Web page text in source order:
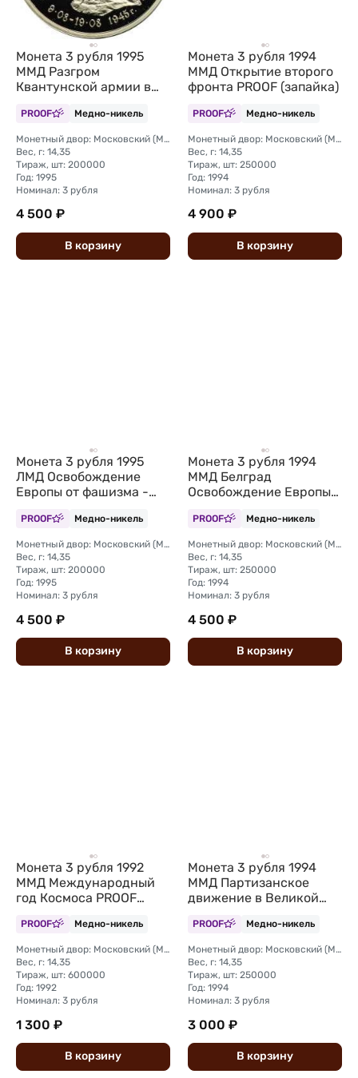
Монета 3 рубля 1995
ММД Разгром
Квантунской армии в
PROOF Медно-никель
Монетный двор: Московский (ММД)
Вес, г: 14,35
Тираж, шт: 200000
Год: 1995
Номинал: 3 рубля
4 500 ₽
В корзину
Монета 3 рубля 1994
ММД Открытие второго
фронта PROOF (запайка)
PROOF Медно-никель
Монетный двор: Московский (ММД)
Вес, г: 14,35
Тираж, шт: 250000
Год: 1994
Номинал: 3 рубля
4 900 ₽
В корзину
Монета 3 рубля 1995
ЛМД Освобождение
Европы от фашизма -
PROOF Медно-никель
Монетный двор: Московский (ММД)
Вес, г: 14,35
Тираж, шт: 200000
Год: 1995
Номинал: 3 рубля
4 500 ₽
В корзину
Монета 3 рубля 1994
ММД Белград
Освобождение Европы
PROOF Медно-никель
Монетный двор: Московский (ММД)
Вес, г: 14,35
Тираж, шт: 250000
Год: 1994
Номинал: 3 рубля
4 500 ₽
В корзину
Монета 3 рубля 1992
ММД Международный
год Космоса PROOF
PROOF Медно-никель
Монетный двор: Московский (ММД)
Вес, г: 14,35
Тираж, шт: 600000
Год: 1992
Номинал: 3 рубля
1 300 ₽
В корзину
Монета 3 рубля 1994
ММД Партизанское
движение в Великой
Партизаны (запайка)
PROOF Медно-никель
Монетный двор: Московский (ММД)
Вес, г: 14,35
Тираж, шт: 250000
Год: 1994
Номинал: 3 рубля
3 000 ₽
В корзину